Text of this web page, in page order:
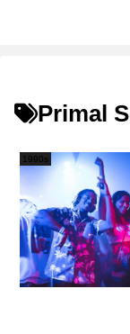
Primal
1990s